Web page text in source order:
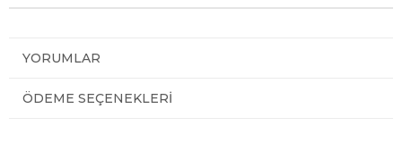
YORUMLAR
ÖDEME SEÇENEKLERI